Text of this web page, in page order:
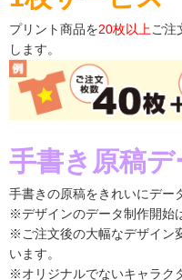
プリント商品を20枚以上ご注
します。
手書き原稿
手書きの原稿をきれいにデー
※デザインのデータ制作開始
※ご注文後の大幅なデザイン
います。
※オリジナルでないキャラク